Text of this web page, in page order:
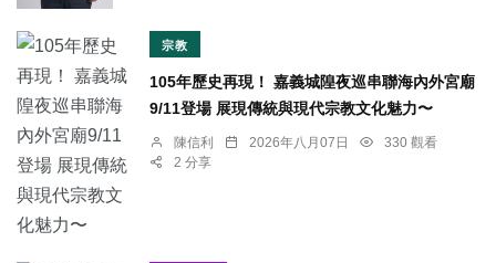
宗教
105年歷史再現！ 嘉義城隍夜巡串聯海內外宮廟
9/11登場 展現傳統與現代宗教文化魅力〜
陳信利 2026年八月07日
330 觀看
2 分享